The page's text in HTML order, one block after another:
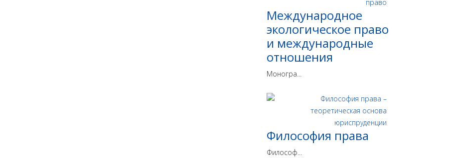
Международное
экологическое право
и международные
отношения
Моногра...
Философия права
Философ...